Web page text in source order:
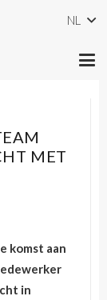
NL
MET
komst aan
in